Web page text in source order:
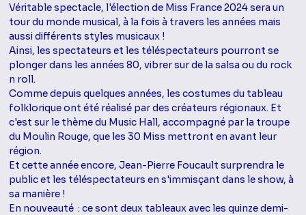
Véritable spectacle, l'élection de Miss France 2024 sera un
tour du monde musical, à la fois à travers les années mais
aussi différents styles musicaux !
Ainsi, les spectateurs et les téléspectateurs pourront se
plonger dans les années 80, vibrer sur de la salsa ou du rock
n roll.
Comme depuis quelques années, les costumes du tableau
folklorique ont été réalisé par des créateurs régionaux. Et
c'est sur le thème du Music Hall, accompagné par la troupe
du Moulin Rouge, que les 30 Miss mettront en avant leur
région.
Et cette année encore, Jean-Pierre Foucault surprendra le
public et les téléspectateurs en s'immisçant dans le show, à
sa manière !
En nouveauté : ce sont deux tableaux avec les quinze demi-